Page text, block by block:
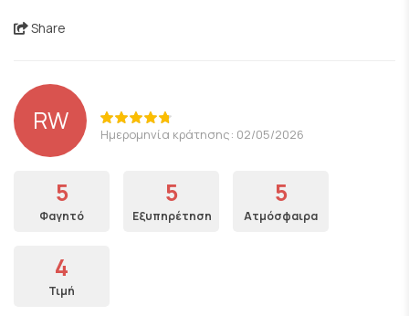
Share
RW Ημερομηνία κράτησης: 02/05/2026
5
Φαγητό
5
Εξυπηρέτηση
5
Ατμόσφαιρα
4
Τιμή